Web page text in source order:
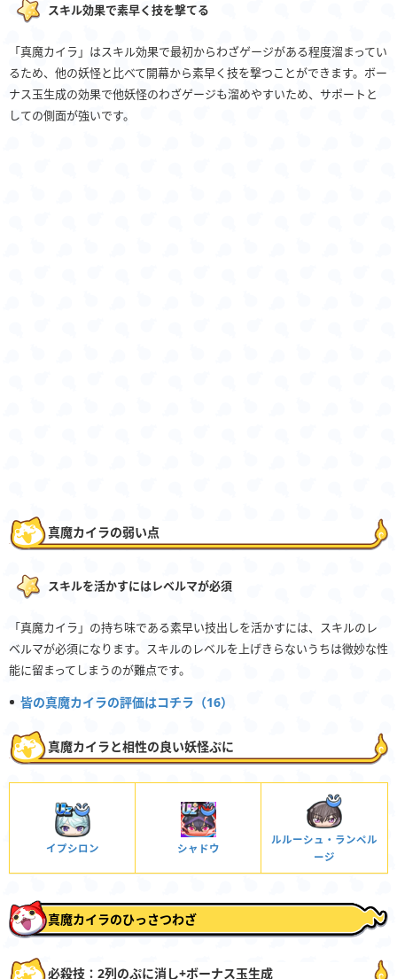
スキル効果で素早く技を撃てる
「真魔カイラ」はスキル効果で最初からわざゲージがある程度溜まってい
るため、他の妖怪と比べて開幕から素早く技を撃つことができます。ボー
ナス玉生成の効果で他妖怪のわざゲージも溜めやすいため、サポートと
しての側面が強いです。
真魔カイラの弱い点
スキルを活かすにはレベルマが必須
「真魔カイラ」の持ち味である素早い技出しを活かすには、スキルのレ
ベルマが必須になります。スキルのレベルを上げきらないうちは微妙な性
能に留まってしまうのが難点です。
皆の真魔カイラの評価はコチラ（16）
真魔カイラと相性の良い妖怪ぷに
イプシロン シャドウ
ルルーシュ・ランペル
ージ
真魔カイラのひっさつわざ
必殺技：2列のぷに消し+ボーナス玉生成